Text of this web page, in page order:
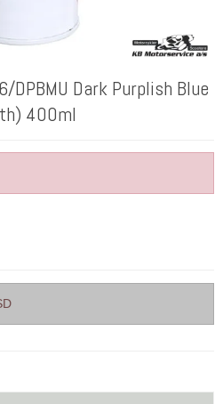
DPBMU Dark Purplish Blue
400ml